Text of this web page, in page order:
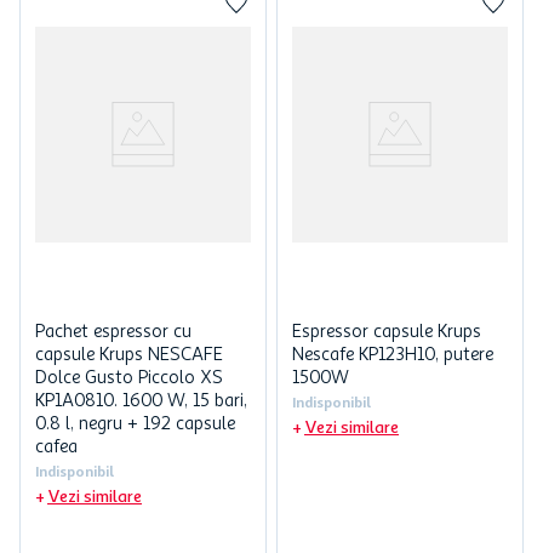
Pachet espressor cu
capsule Krups NESCAFE
Dolce Gusto Piccolo XS
KP1A0810. 1600 W, 15 bari,
0.8 l, negru + 192 capsule
cafea
Indisponibil
Vezi similare
Espressor capsule Krups
Nescafe KP123H10, putere
1500W
Indisponibil
Vezi similare